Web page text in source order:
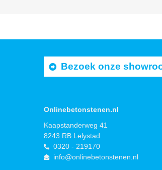
Bezoek onze
Onlinebetonstenen.nl
Kaapstanderweg 41
8243 RB Lelystad
0320 - 219170
info@onlinebetonstenen.nl